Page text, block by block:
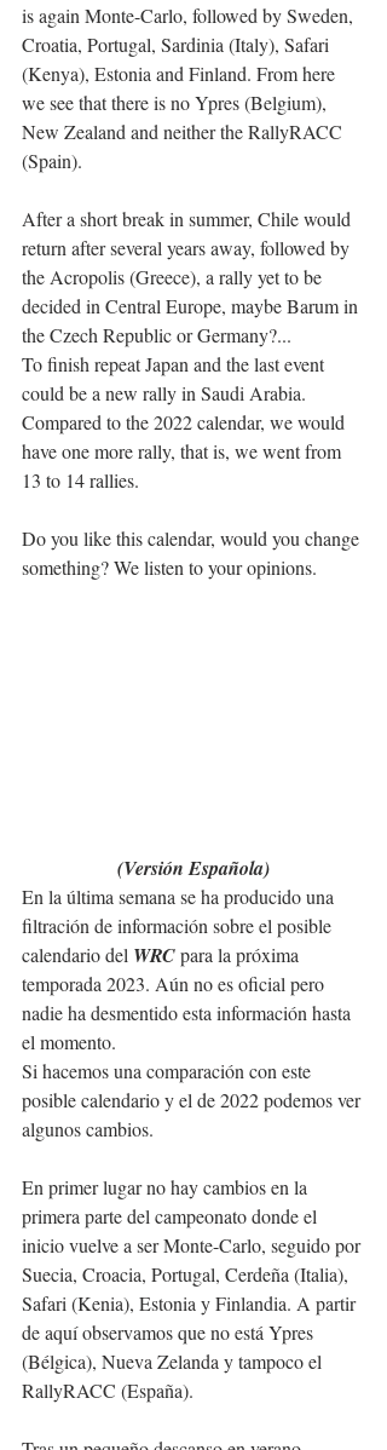
is again Monte-Carlo, followed by Sweden,
Croatia, Portugal, Sardinia (Italy), Safari
(Kenya), Estonia and Finland. From here
we see that there is no Ypres (Belgium),
New Zealand and neither the RallyRACC
(Spain).
After a short break in summer, Chile would
return after several years away, followed by
the Acropolis (Greece), a rally yet to be
decided in Central Europe, maybe Barum in
the Czech Republic or Germany?...
To finish repeat Japan and the last event
could be a new rally in Saudi Arabia.
Compared to the 2022 calendar, we would
have one more rally, that is, we went from
13 to 14 rallies.
Do you like this calendar, would you change
something? We listen to your opinions.
(Versión Española)
En la última semana se ha producido una
filtración de información sobre el posible
calendario del WRC para la próxima
temporada 2023. Aún no es oficial pero
nadie ha desmentido esta información hasta
el momento.
Si hacemos una comparación con este
posible calendario y el de 2022 podemos ver
algunos cambios.
En primer lugar no hay cambios en la
primera parte del campeonato donde el
inicio vuelve a ser Monte-Carlo, seguido por
Suecia, Croacia, Portugal, Cerdeña (Italia),
Safari (Kenia), Estonia y Finlandia. A partir
de aquí observamos que no está Ypres
(Bélgica), Nueva Zelanda y tampoco el
RallyRACC (España).